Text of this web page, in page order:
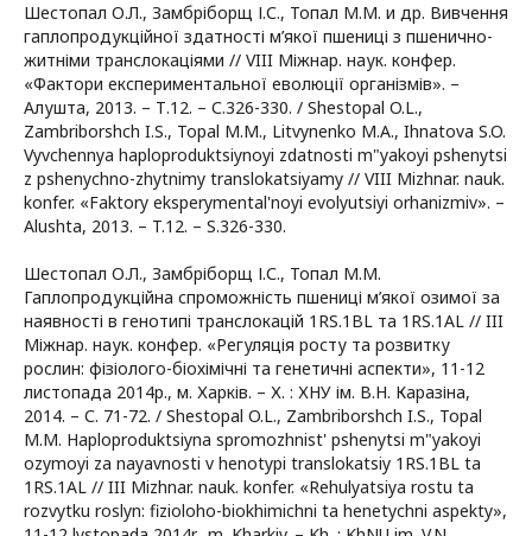
Шестопал О.Л., Замбріборщ І.С., Топал М.М. и др. Вивчення
гаплопродукційної здатності м’якої пшениці з пшенично-
житніми транслокаціями // VIII Міжнар. наук. конфер.
«Фактори експериментальної еволюції організмів». –
Алушта, 2013. – Т.12. – С.326-330. / Shestopal O.L.,
Zambriborshch I.S., Topal M.M., Litvynenko M.A., Ihnatova S.O.
Vyvchennya haploproduktsiynoyi zdatnosti m"yakoyi pshenytsi
z pshenychno-zhytnimy translokatsiyamy // VIII Mizhnar. nauk.
konfer. «Faktory eksperymental'noyi evolyutsiyi orhanizmiv». –
Alushta, 2013. – T.12. – S.326-330.
Шестопал О.Л., Замбріборщ І.С., Топал М.М.
Гаплопродукційна спроможність пшениці м’якої озимої за
наявності в генотипі транслокацій 1RS.1BL та 1RS.1AL // III
Міжнар. наук. конфер. «Регуляція росту та розвитку
рослин: фізіолого-біохімічні та генетичні аспекти», 11-12
листопада 2014р., м. Харків. – Х. : ХНУ ім. В.Н. Каразіна,
2014. – С. 71-72. / Shestopal O.L., Zambriborshch I.S., Topal
M.M. Haploproduktsiyna spromozhnist' pshenytsi m"yakoyi
ozymoyi za nayavnosti v henotypi translokatsiy 1RS.1BL ta
1RS.1AL // III Mizhnar. nauk. konfer. «Rehulyatsiya rostu ta
rozvytku roslyn: fizioloho-biokhimichni ta henetychni aspekty»,